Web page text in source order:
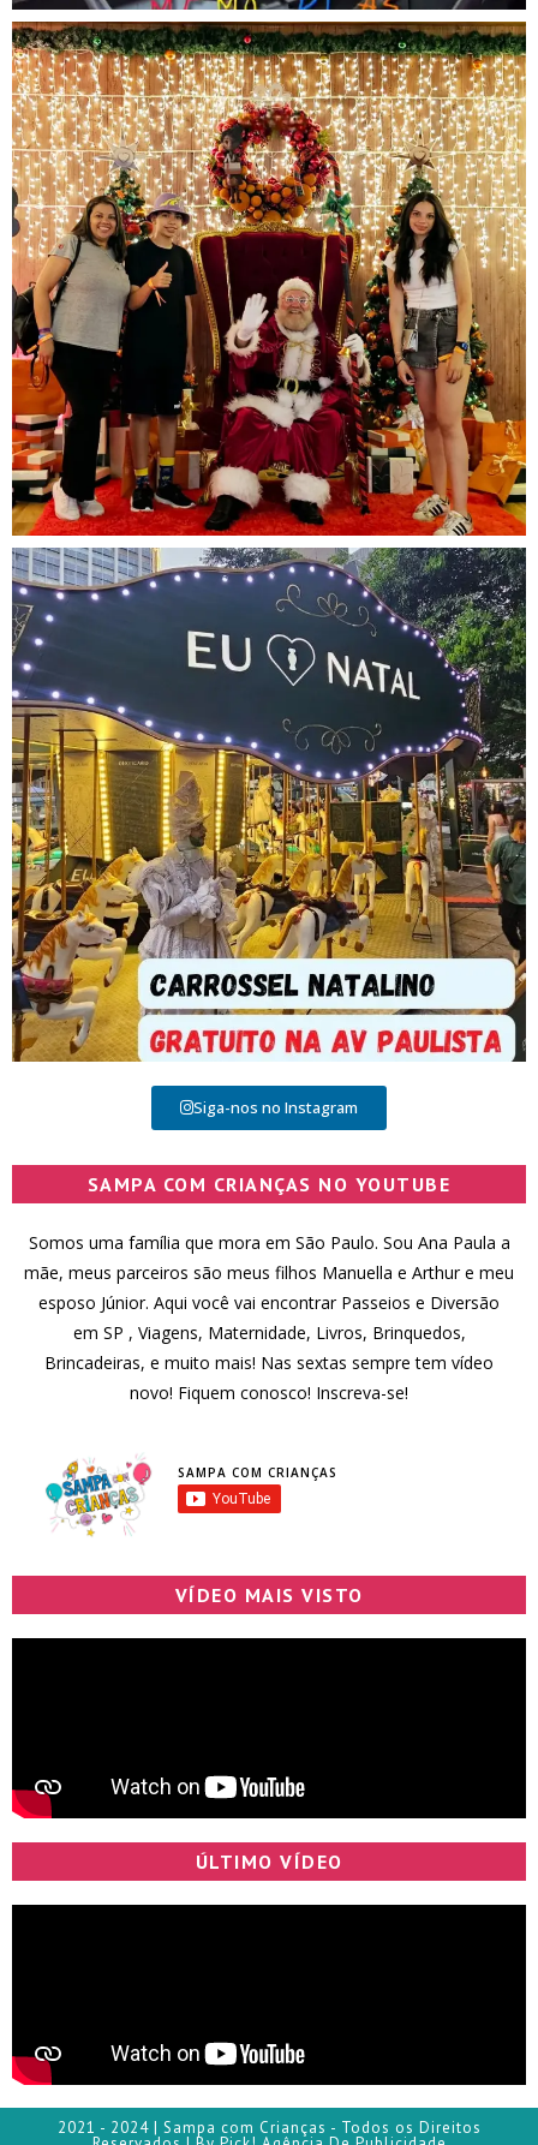
Siga-nos no Instagram
SAMPA COM CRIANÇAS NO YOUTUBE
Somos uma família que mora em São Paulo. Sou Ana Paula a
mãe, meus parceiros são meus filhos Manuella e Arthur e meu
esposo Júnior. Aqui você vai encontrar Passeios e Diversão
em SP , Viagens, Maternidade, Livros, Brinquedos,
Brincadeiras, e muito mais! Nas sextas sempre tem vídeo
novo! Fiquem conosco! Inscreva-se!
SAMPA COM CRIANÇAS
VÍDEO MAIS VISTO
ÚLTIMO VÍDEO
2021 - 2024 | Sampa com Crianças - Todos os Direitos